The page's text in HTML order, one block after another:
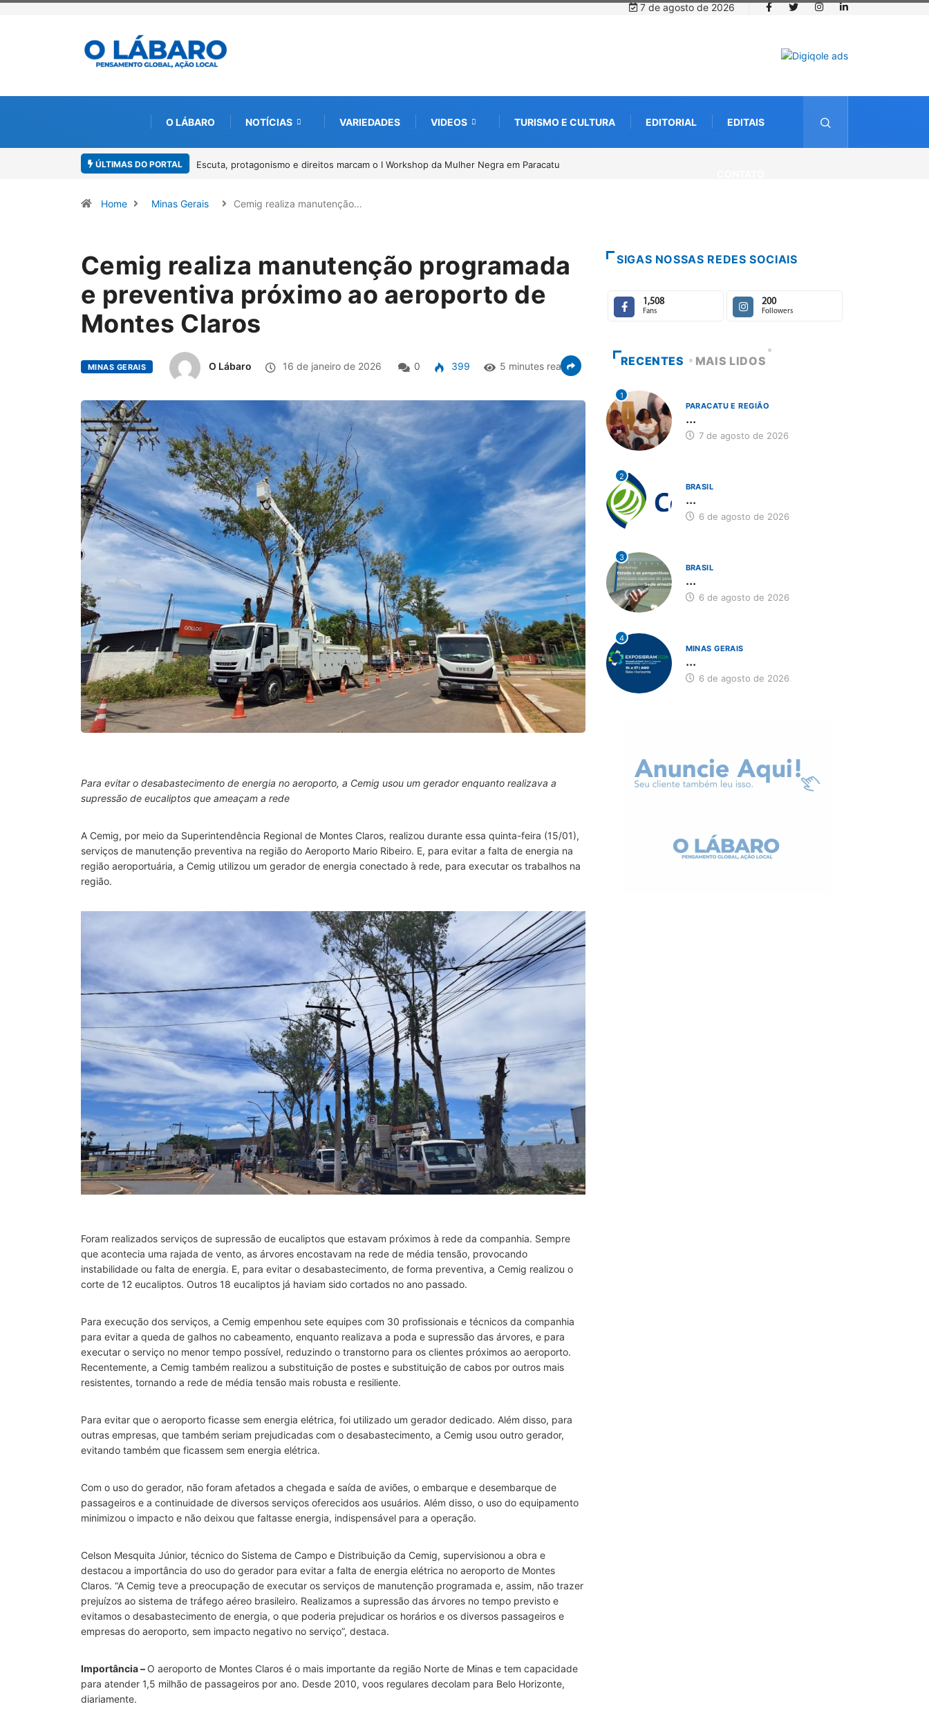
7 de agosto de 2026
O LÁBARO NOTÍCIAS VARIEDADES VIDEOS TURISMO E CULTURA EDITORIAL EDITAIS
ÚLTIMAS DO PORTAL Conab inicia recebimento de documentos para solicitação do benefício do PSA Pirarucu
Home Minas Gerais Cemig realiza manutenção…
Cemig realiza manutenção programada
e preventiva próximo ao aeroporto de
Montes Claros
MINAS GERAIS O Lábaro 16 de janeiro de 2026 0 399 5 minutes read
Para evitar o desabastecimento de energia no aeroporto, a Cemig usou um gerador enquanto realizava a
supressão de eucaliptos que ameaçam a rede
A Cemig, por meio da Superintendência Regional de Montes Claros, realizou durante essa quinta-feira (15/01),
serviços de manutenção preventiva na região do Aeroporto Mario Ribeiro. E, para evitar a falta de energia na
região aeroportuária, a Cemig utilizou um gerador de energia conectado à rede, para executar os trabalhos na
região.
Foram realizados serviços de supressão de eucaliptos que estavam próximos à rede da companhia. Sempre
que acontecia uma rajada de vento, as árvores encostavam na rede de média tensão, provocando
instabilidade ou falta de energia. E, para evitar o desabastecimento, de forma preventiva, a Cemig realizou o
corte de 12 eucaliptos. Outros 18 eucaliptos já haviam sido cortados no ano passado.
Para execução dos serviços, a Cemig empenhou sete equipes com 30 profissionais e técnicos da companhia
para evitar a queda de galhos no cabeamento, enquanto realizava a poda e supressão das árvores, e para
executar o serviço no menor tempo possível, reduzindo o transtorno para os clientes próximos ao aeroporto.
Recentemente, a Cemig também realizou a substituição de postes e substituição de cabos por outros mais
resistentes, tornando a rede de média tensão mais robusta e resiliente.
Para evitar que o aeroporto ficasse sem energia elétrica, foi utilizado um gerador dedicado. Além disso, para
outras empresas, que também seriam prejudicadas com o desabastecimento, a Cemig usou outro gerador,
evitando também que ficassem sem energia elétrica.
Com o uso do gerador, não foram afetados a chegada e saída de aviões, o embarque e desembarque de
passageiros e a continuidade de diversos serviços oferecidos aos usuários. Além disso, o uso do equipamento
minimizou o impacto e não deixou que faltasse energia, indispensável para a operação.
Celson Mesquita Júnior, técnico do Sistema de Campo e Distribuição da Cemig, supervisionou a obra e
destacou a importância do uso do gerador para evitar a falta de energia elétrica no aeroporto de Montes
Claros. “A Cemig teve a preocupação de executar os serviços de manutenção programada e, assim, não trazer
prejuízos ao sistema de tráfego aéreo brasileiro. Realizamos a supressão das árvores no tempo previsto e
evitamos o desabastecimento de energia, o que poderia prejudicar os horários e os diversos passageiros e
empresas do aeroporto, sem impacto negativo no serviço”, destaca.
Importância – O aeroporto de Montes Claros é o mais importante da região Norte de Minas e tem capacidade
para atender 1,5 milhão de passageiros por ano. Desde 2010, voos regulares decolam para Belo Horizonte,
diariamente.
SIGAS NOSSAS REDES SOCIAIS
1,508
Fans
200
Followers
RECENTES MAIS LIDOS
1
PARACATU E REGIÃO
...
7 de agosto de 2026
2
BRASIL
...
6 de agosto de 2026
3
BRASIL
...
6 de agosto de 2026
4
MINAS GERAIS
...
6 de agosto de 2026